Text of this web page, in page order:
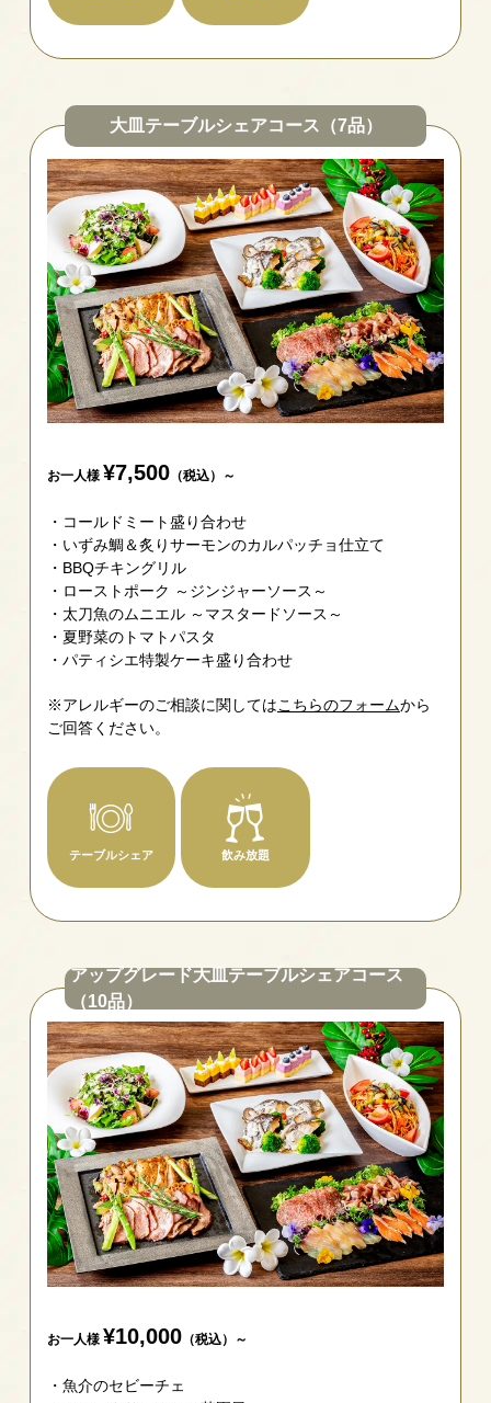
大皿テーブルシェアコース（7品）
お一人様 ¥7,500（税込）～
コールドミート盛り合わせ
いずみ鯛＆炙りサーモンのカルパッチョ仕立て
BBQチキングリル
ローストポーク ～ジンジャーソース～
太刀魚のムニエル ～マスタードソース～
夏野菜のトマトパスタ
パティシエ特製ケーキ盛り合わせ
※アレルギーのご相談に関してはこちらのフォームから
ご回答ください。
テーブルシェア 飲み放題
アップグレード大皿テーブルシェアコース
（10品）
お一人様 ¥10,000（税込）～
魚介のセビーチェ